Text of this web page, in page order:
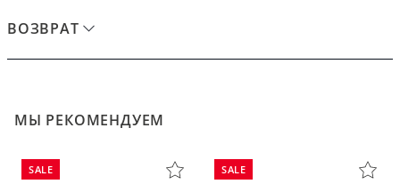
ВОЗВРАТ
МЫ РЕКОМЕНДУЕМ
SALE SALE